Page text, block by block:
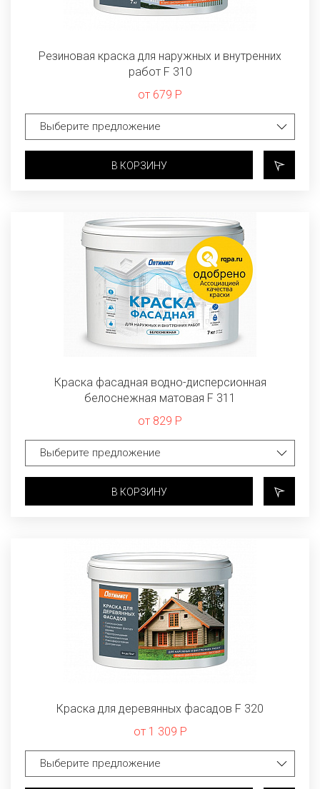
Резиновая краска для наружных и внутренних
работ F 310
от 679 Р
В КОРЗИНУ
Краска фасадная водно-дисперсионная
белоснежная матовая F 311
от 829 Р
В КОРЗИНУ
Краска для деревянных фасадов F 320
от 1 309 Р